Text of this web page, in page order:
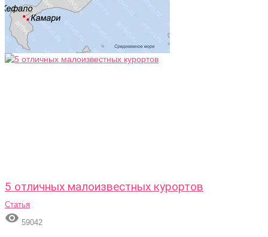
5 отличных малоизвестных курортов
Статья
 59042